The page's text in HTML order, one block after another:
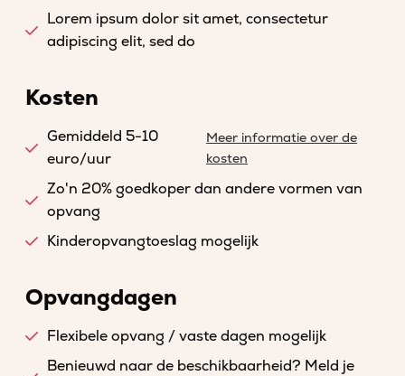
Lorem ipsum dolor sit amet, consectetur
adipiscing elit, sed do
Kosten
Gemiddeld 5-10
euro/uur
Meer informatie over de
kosten
Zo'n 20% goedkoper dan andere vormen van
opvang
Kinderopvangtoeslag mogelijk
Opvangdagen
Flexibele opvang / vaste dagen mogelijk
Benieuwd naar de beschikbaarheid? Meld je